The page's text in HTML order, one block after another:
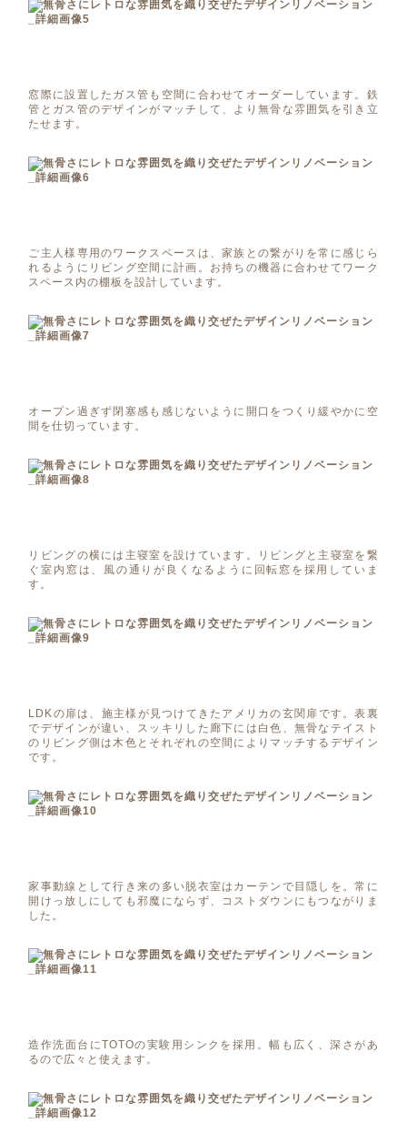
窓際に設置したガス管も空間に合わせてオーダーしています。鉄
管とガス管のデザインがマッチして、より無骨な雰囲気を引き立
たせます。
ご主人様専用のワークスペースは、家族との繋がりを常に感じら
れるようにリビング空間に計画。お持ちの機器に合わせてワーク
スペース内の棚板を設計しています。
オープン過ぎず閉塞感も感じないように開口をつくり緩やかに空
間を仕切っています。
リビングの横には主寝室を設けています。リビングと主寝室を繋
ぐ室内窓は、風の通りが良くなるように回転窓を採用していま
す。
LDKの扉は、施主様が見つけてきたアメリカの玄関扉です。表裏
でデザインが違い、スッキリした廊下には白色、無骨なテイスト
のリビング側は木色とそれぞれの空間によりマッチするデザイン
です。
家事動線として行き来の多い脱衣室はカーテンで目隠しを。常に
開けっ放しにしても邪魔にならず、コストダウンにもつながりま
した。
造作洗面台にTOTOの実験用シンクを採用。幅も広く、深さがあ
るので広々と使えます。